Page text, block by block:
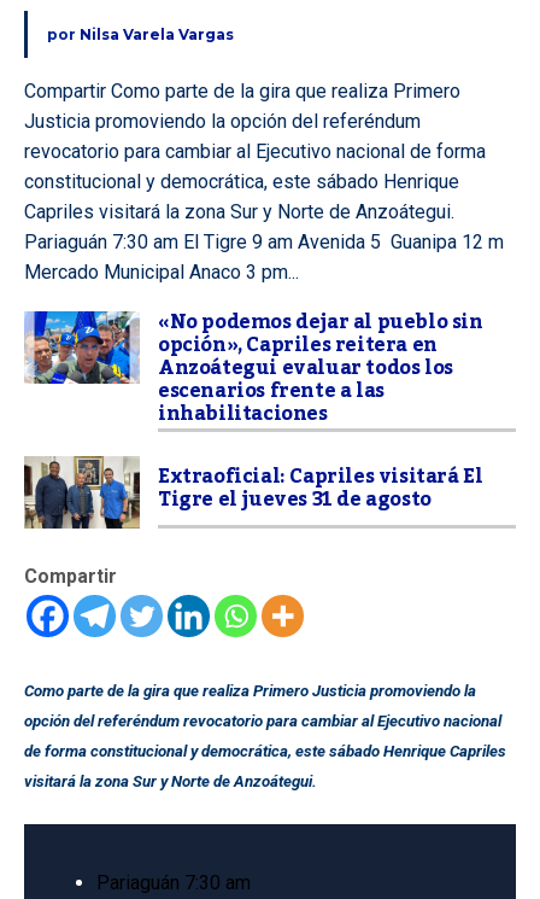
por Nilsa Varela Vargas
Compartir Como parte de la gira que realiza Primero
Justicia promoviendo la opción del referéndum
revocatorio para cambiar al Ejecutivo nacional de forma
constitucional y democrática, este sábado Henrique
Capriles visitará la zona Sur y Norte de Anzoátegui.
Pariaguán 7:30 am El Tigre 9 am Avenida 5 Guanipa 12 m
Mercado Municipal Anaco 3 pm...
«No podemos dejar al pueblo sin
opción», Capriles reitera en
Anzoátegui evaluar todos los
escenarios frente a las
inhabilitaciones
Extraoficial: Capriles visitará El
Tigre el jueves 31 de agosto
Compartir
Como parte de la gira que realiza Primero Justicia promoviendo la
opción del referéndum revocatorio para cambiar al Ejecutivo nacional
de forma constitucional y democrática, este sábado Henrique Capriles
visitará la zona Sur y Norte de Anzoátegui.
Pariaguán 7:30 am